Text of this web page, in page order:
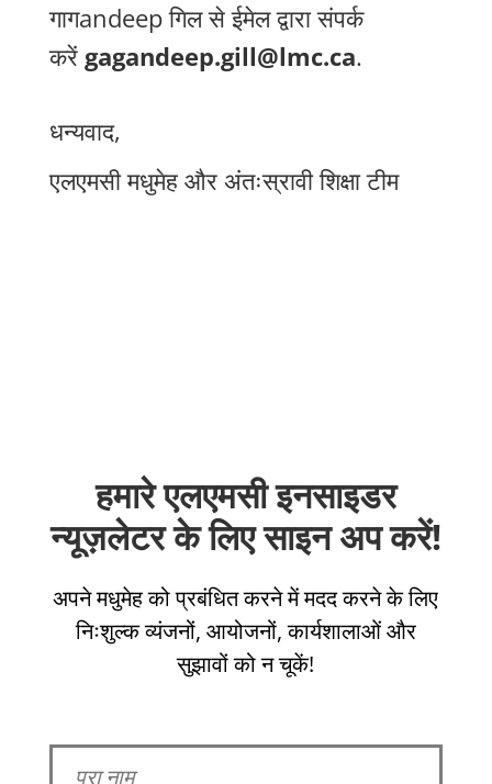
गागandeep गिल से ईमेल द्वारा संपर्क
करें gagandeep.gill@lmc.ca.
धन्यवाद,
एलएमसी मधुमेह और अंतःस्रावी शिक्षा टीम
हमारे एलएमसी इनसाइडर
न्यूज़लेटर के लिए साइन अप करें!
अपने मधुमेह को प्रबंधित करने में मदद करने के लिए
निःशुल्क व्यंजनों, आयोजनों, कार्यशालाओं और
सुझावों को न चूकें!